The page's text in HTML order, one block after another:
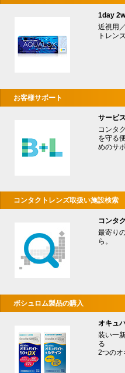
1day
近視用
トレン
お客様サポート
サービ
コンタ
を守る
めのサ
コンタクトレンズ取扱い施設検索
コンタ
最寄り
ら。
ボシュロム製品の購入
オキュ
装い一
る
2つのオ